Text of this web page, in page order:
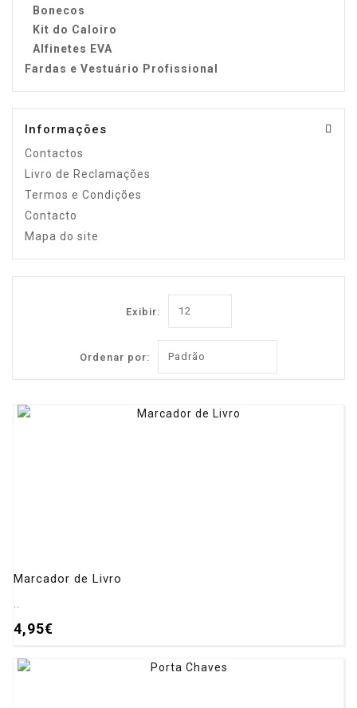
Bonecos
Kit do Caloiro
Alfinetes EVA
Fardas e Vestuário Profissional
Informações
Contactos
Livro de Reclamações
Termos e Condições
Contacto
Mapa do site
Exibir:
Ordenar por:
Marcador de Livro
4,95€